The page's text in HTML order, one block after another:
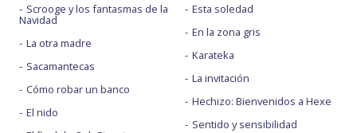
Scrooge y los fantasmas de la
Navidad
La otra madre
Sacamantecas
Cómo robar un banco
El nido
Esta soledad
En la zona gris
Karateka
La invitación
Hechizo: Bienvenidos a Hexe
Sentido y sensibilidad